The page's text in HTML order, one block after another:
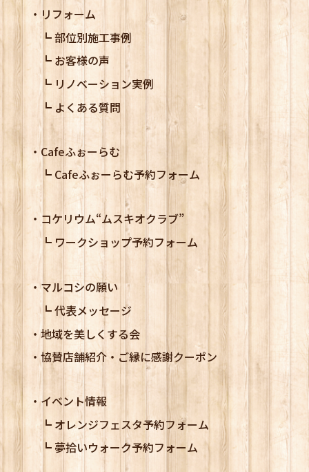
リフォーム
部位別施工事例
お客様の声
リノベーション実例
よくある質問
Cafeふぉーらむ
Cafeふぉーらむ予約フォーム
コケリウム“ムスキオクラブ”
ワークショップ予約フォーム
マルコシの願い
代表メッセージ
地域を美しくする会
協賛店舗紹介・ご縁に感謝クーポン
イベント情報
オレンジフェスタ予約フォーム
夢拾いウォーク予約フォーム